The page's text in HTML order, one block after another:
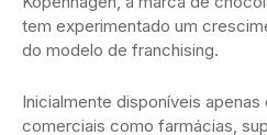
tem experimentado um
do modelo de franchising.
Inicialmente disponíveis
comerciais como farmácias,